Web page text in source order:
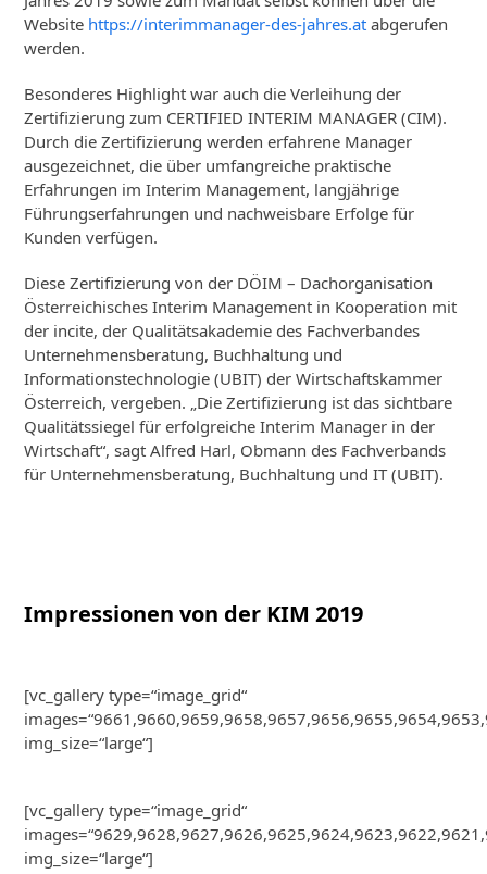
Website https://interimmanager-des-jahres.at abgerufen
werden.
Besonderes Highlight war auch die Verleihung der
Zertifizierung zum CERTIFIED INTERIM MANAGER (CIM).
Durch die Zertifizierung werden erfahrene Manager
ausgezeichnet, die über umfangreiche praktische
Erfahrungen im Interim Management, langjährige
Führungserfahrungen und nachweisbare Erfolge für
Kunden verfügen.
Diese Zertifizierung von der DÖIM – Dachorganisation
Österreichisches Interim Management in Kooperation mit
der incite, der Qualitätsakademie des Fachverbandes
Unternehmensberatung, Buchhaltung und
Informationstechnologie (UBIT) der Wirtschaftskammer
Österreich, vergeben. „Die Zertifizierung ist das sichtbare
Qualitätssiegel für erfolgreiche Interim Manager in der
Wirtschaft“, sagt Alfred Harl, Obmann des Fachverbands
für Unternehmensberatung, Buchhaltung und IT (UBIT).
Impressionen von der KIM 2019
[vc_gallery type=“image_grid“
img_size=“large“]
[vc_gallery type=“image_grid“
img_size=“large“]